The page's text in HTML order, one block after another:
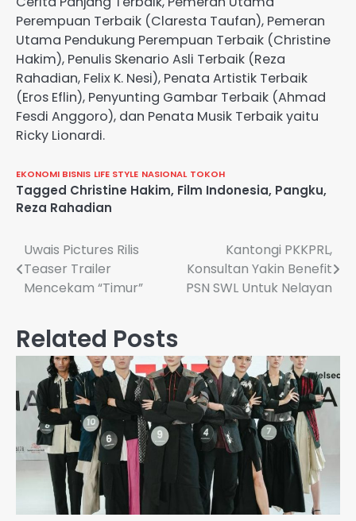
Perempuan Terbaik (Claresta Taufan), Pemeran
Utama Pendukung Perempuan Terbaik (Christine
Hakim), Penulis Skenario Asli Terbaik (Reza
Rahadian, Felix K. Nesi), Penata Artistik Terbaik
(Eros Eflin), Penyunting Gambar Terbaik (Ahmad
Fesdi Anggoro), dan Penata Musik Terbaik yaitu
Ricky Lionardi.
EKONOMI BISNIS LIFE STYLE NASIONAL TOKOH
Tagged Christine Hakim, Film Indonesia, Pangku,
Reza Rahadian
Navigasi
pos
Uwais Pictures Rilis
Teaser Trailer
Mencekam “Timur”
Kantongi PKKPRL,
Konsultan Yakin Benefit
PSN SWL Untuk Nelayan
Related Posts